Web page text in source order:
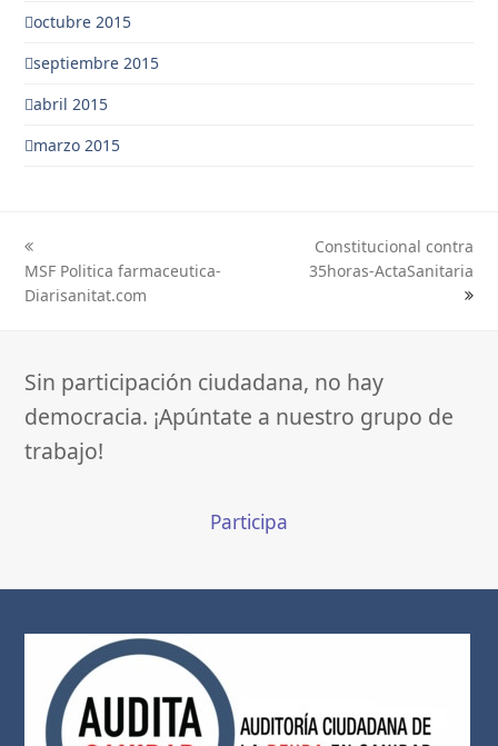
octubre 2015
septiembre 2015
abril 2015
marzo 2015
previous
post:
MSF Politica farmaceutica-
Diarisanitat.com
Constitucional contra
35horas-ActaSanitaria
Sin participación ciudadana, no hay
democracia. ¡Apúntate a nuestro grupo de
trabajo!
Participa